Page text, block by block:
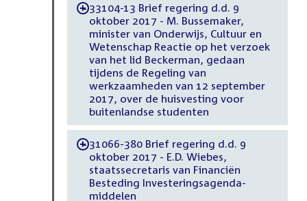
-33104-13 Brief regering d.d. 9
oktober 2017 - M. Bussemaker,
minister van Onderwijs, Cultuur en
Wetenschap Reactie op het verzoek
van het lid Beckerman, gedaan
tijdens de Regeling van
werkzaamheden van 12 september
2017, over de huisvesting voor
buitenlandse studenten
-31066-380 Brief regering d.d. 9
oktober 2017 - E.D. Wiebes,
staatssecretaris van Financiën
Besteding Investeringsagenda-
middelen